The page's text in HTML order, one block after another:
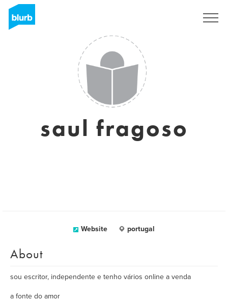
saul fragoso
Website portugal
About
sou escritor, independente e tenho vários online a venda
a fonte do amor